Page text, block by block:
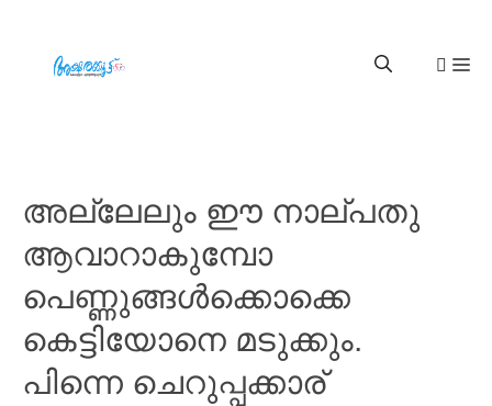
അല്ലേലും ഈ നാല്പതു
ആവാറാകുമ്പോ
പെണ്ണുങ്ങൾക്കൊക്കെ
കെട്ടിയോനെ മടുക്കും.
പിന്നെ ചെറുപ്പക്കാര്